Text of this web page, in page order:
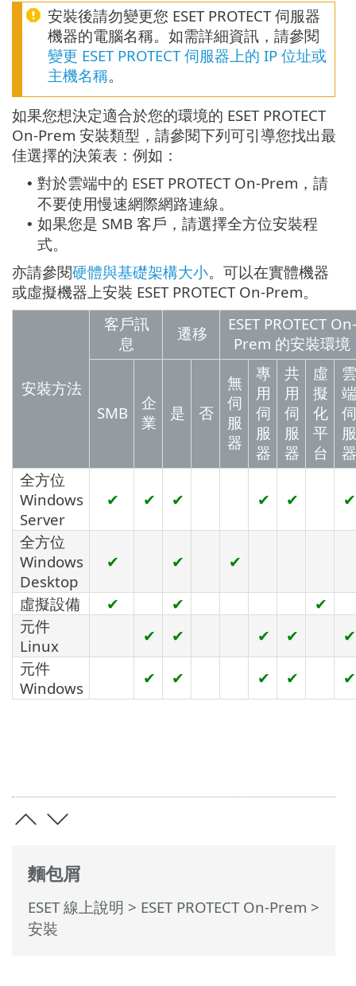
麵包屑
ESET 線上說明 > ESET PROTECT On-Prem >
安裝
安裝後請勿變更您 ESET PROTECT 伺服器
機器的電腦名稱。如需詳細資訊，請參閱
變更 ESET PROTECT 伺服器上的 IP 位址或
主機名稱。
如果您想決定適合於您的環境的 ESET PROTECT
On-Prem 安裝類型，請參閱下列可引導您找出最
佳選擇的決策表：例如：
• 對於雲端中的 ESET PROTECT On-Prem，請
不要使用慢速網際網路連線。
• 如果您是 SMB 客戶，請選擇全方位安裝程
式。
亦請參閱硬體與基礎架構大小。可以在實體機器
或虛擬機器上安裝 ESET PROTECT On-Prem。
安裝方法
客戶訊
息
遷移
ESET PROTECT On-
Prem 的安裝環境
SMB
企
業
是 否
無
伺
服
器
專
用
伺
服
器
共
用
伺
服
器
虛
擬
化
平
台
雲
端
伺
服
器
全方位
Windows
Server
✔ ✔ ✔ ✔ ✔ ✔
全方位
Windows
Desktop
✔ ✔ ✔
虛擬設備 ✔ ✔
✔
元件
Linux
✔ ✔ ✔ ✔
✔
元件
Windows
✔ ✔ ✔ ✔ ✔